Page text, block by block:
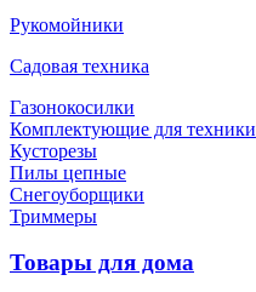
Рукомойники
Садовая техника
Газонокосилки
Комплектующие для техники
Кусторезы
Пилы цепные
Снегоуборщики
Триммеры
Товары для дома